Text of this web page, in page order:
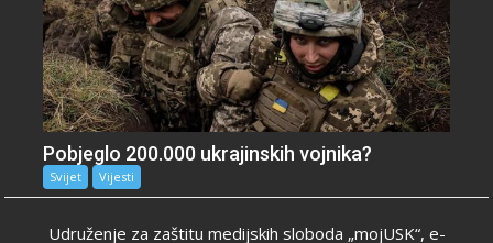
Pobjeglo 200.000 ukrajinskih vojnika?
Svijet Vijesti
Udruženje za zaštitu medijskih sloboda „mojUSK“, e-